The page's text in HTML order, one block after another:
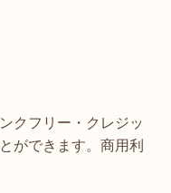
クフリー・クレジッ
ができます。商用利